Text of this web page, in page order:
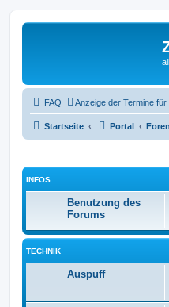
FAQ Anzeige der Termine
Startseite Portal
INFOS
Benutzung des
Forums
TECHNIK
Auspuff